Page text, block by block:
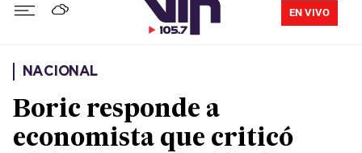
EN VIVO
NACIONAL
Boric responde a
economista que criticó